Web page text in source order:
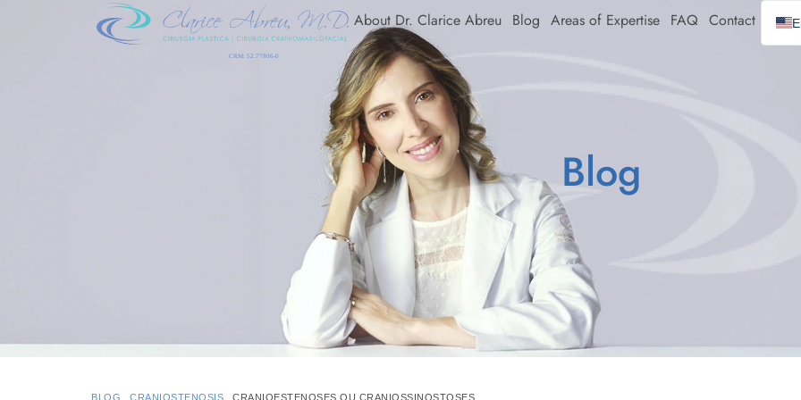
About Dr. Clarice Abreu Blog Areas of Expertise FAQ Contact
Blog
BLOG CRANIOSTENOSIS CRANIOESTENOSES OU CRANIOSSINOSTOSES